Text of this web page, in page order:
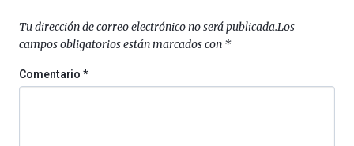
Tu dirección de correo electrónico no será publicada.Los
campos obligatorios están marcados con *
Comentario*